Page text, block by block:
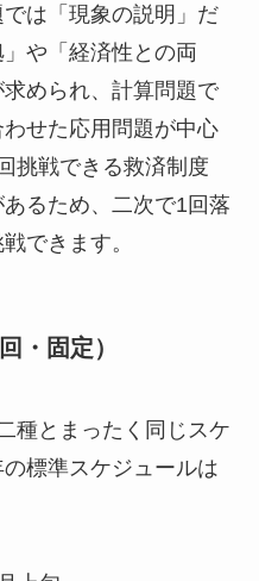
は「現象の説明」だ
や「経済性との両
められ、計算問題で
せた応用問題が中心
挑戦できる救済制度
あるため、二次で1回落
できます。
・固定）
種とまったく同じスケ
標準スケジュールは